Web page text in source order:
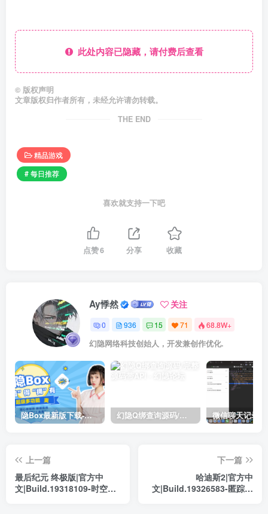
此处内容已隐藏，请付费后查看
© 版权声明
文章版权归作者所有，未经允许请勿转载。
THE END
精品游戏
# 每日推荐
喜欢就支持一下吧
点赞6 分享 收藏
Ay悸然 关注
0 936 15 71 68.8W+
幻隐网络科技创始人，开发兼创作优化.
隐Box最新版下载-极致模式 幻隐Q绑查询源码/完整源码带API
上一篇
最后纪元 终极版|官方中
文|Build.19318109-时空裂
下一篇
哈迪斯2|官方中
文|Build.19326583-匿踪遁